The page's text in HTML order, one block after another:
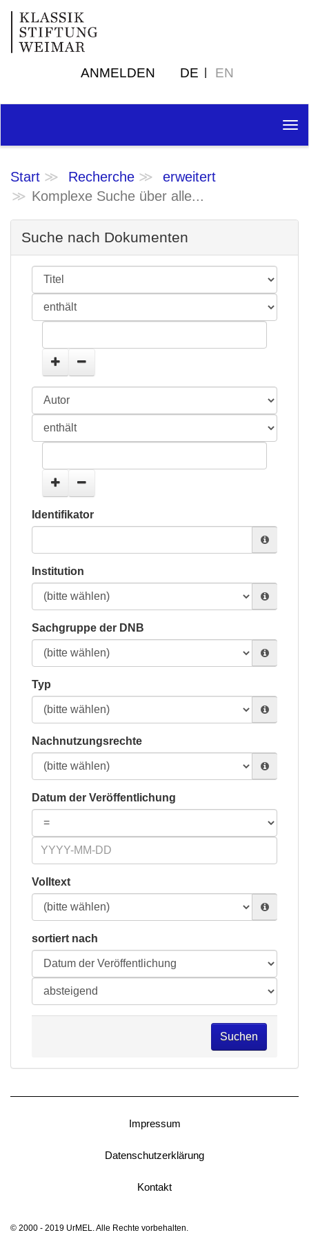
ANMELDEN DE EN
Start Recherche
erweitert
Komplexe Suche über alle...
Suche nach Dokumenten
Identifikator
Institution
Sachgruppe der DNB
Typ
Nachnutzungsrechte
Datum der Veröffentlichung
Volltext
sortiert nach
Suchen
Impressum
Datenschutzerklärung
Kontakt
© 2000 - 2019 UrMEL. Alle Rechte vorbehalten.